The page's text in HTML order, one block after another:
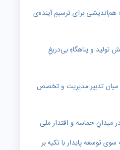
هم‌اندیشی برای ترسیمِ آینده‌ی
تولید و پناهگاهِ بی‌دریغِ
میان تدبیر مدیریت و تخصص
میدانِ حماسه و اقتدار ملی
توسعه پایدار با تکیه بر